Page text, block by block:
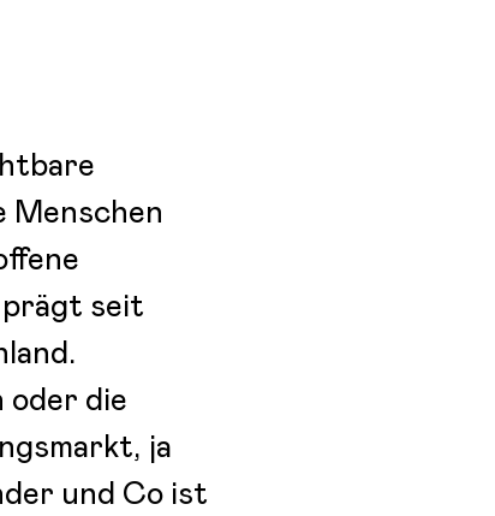
Menschen
seit
oder die
ja
und Co ist